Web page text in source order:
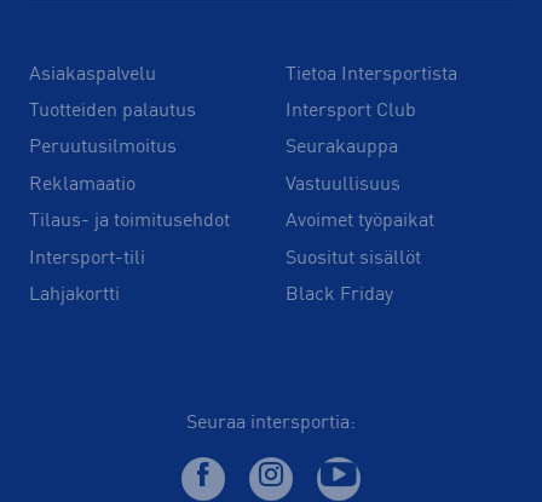
Asiakaspalvelu
Tuotteiden palautus
Peruutusilmoitus
Reklamaatio
Tilaus- ja toimitusehdot
Intersport-tili
Lahjakortti
Tietoa Intersportista
Intersport Club
Seurakauppa
Vastuullisuus
Avoimet työpaikat
Suositut sisällöt
Black Friday
Seuraa intersportia: